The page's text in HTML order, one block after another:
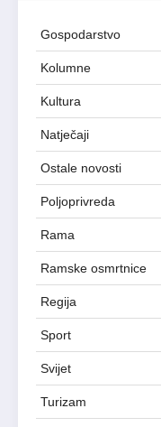
Gospodarstvo
Kolumne
Kultura
Natječaji
Ostale novosti
Poljoprivreda
Rama
Ramske osmrtnice
Regija
Sport
Svijet
Turizam